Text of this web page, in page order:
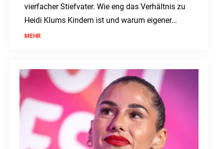
vierfacher Stiefvater. Wie eng das Verhältnis zu
Heidi Klums Kindern ist und warum eigener
Nachwuchs kein Thema ist.
MEHR